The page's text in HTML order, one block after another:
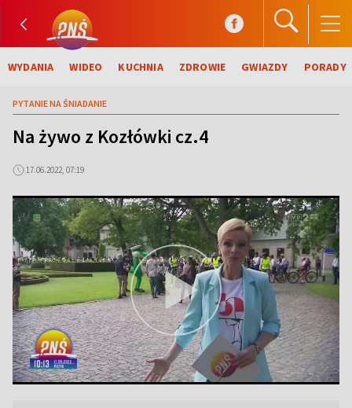
WYDANIA WIDEO KUCHNIA ZDROWIE GWIAZDY PORADY
PYTANIE NA ŚNIADANIE
Na żywo z Kozłówki cz.4
17.06.2022, 07:19